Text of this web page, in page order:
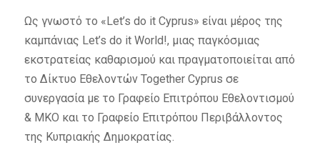
Ως γνωστό το «Let’s do it Cyprus» είναι μέρος της
καμπάνιας Let’s do it World!, μιας παγκόσμιας
εκστρατείας καθαρισμού και πραγματοποιείται από
το Δίκτυο Εθελοντών Together Cyprus σε
συνεργασία με το Γραφείο Επιτρόπου Εθελοντισμού
& ΜΚΟ και το Γραφείο Επιτρόπου Περιβάλλοντος
της Κυπριακής Δημοκρατίας.